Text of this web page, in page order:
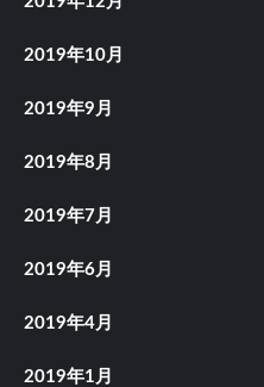
2019年10月
2019年9月
2019年8月
2019年7月
2019年6月
2019年4月
2019年1月